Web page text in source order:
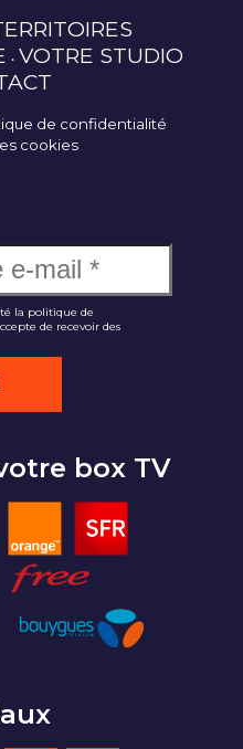
VOTRE STUDIO
de confidentialité
cookies
la politique de
de recevoir des
box TV